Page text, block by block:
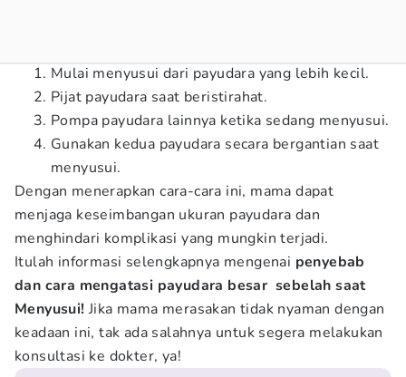
Mulai menyusui dari payudara yang lebih kecil.
Pijat payudara saat beristirahat.
Pompa payudara lainnya ketika sedang menyusui.
Gunakan kedua payudara secara bergantian saat
menyusui.
Dengan menerapkan cara-cara ini, mama dapat
menjaga keseimbangan ukuran payudara dan
menghindari komplikasi yang mungkin terjadi.
Itulah informasi selengkapnya mengenai penyebab
dan cara mengatasi payudara besar sebelah saat
Menyusui! Jika mama merasakan tidak nyaman dengan
keadaan ini, tak ada salahnya untuk segera melakukan
konsultasi ke dokter, ya!